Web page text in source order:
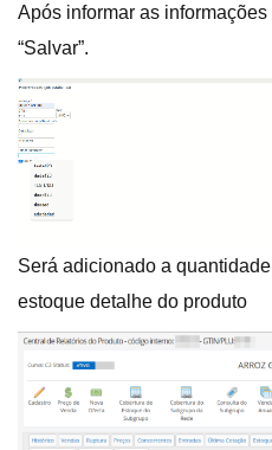
Após informar as
“Salvar”.
Será adicionado a
estoque detalhe do produto